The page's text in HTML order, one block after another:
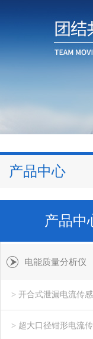
产品中心
产品中
电能质量分析仪
> 开合式泄漏电流传
> 超大口径钳形电流